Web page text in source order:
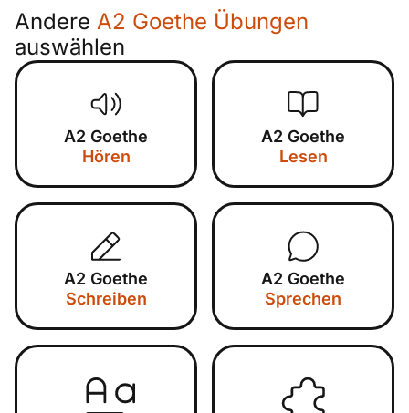
Andere A2 Goethe Übungen
auswählen
A2 Goethe
Hören
A2 Goethe
Lesen
A2 Goethe
Schreiben
A2 Goethe
Sprechen